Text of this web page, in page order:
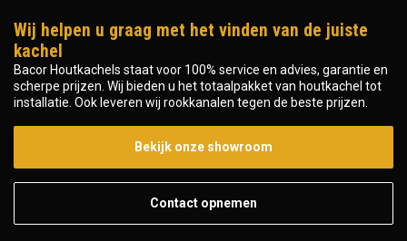
Wij helpen u graag met het vinden van de juiste
kachel
Bacor Houtkachels staat voor 100% service en advies, garantie en
scherpe prijzen. Wij bieden u het totaalpakket van houtkachel tot
installatie. Ook leveren wij rookkanalen tegen de beste prijzen.
Bekijk onze showroom
Contact opnemen